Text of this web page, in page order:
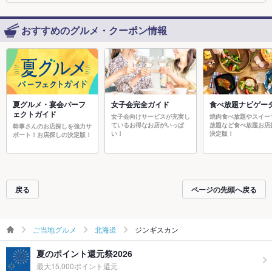
おすすめのグルメ・クーポン情報
夏グルメ・宴会パーフ
ェクトガイド
幹事さんのお店探しを強力サ
ポート！お店探しの決定版！
女子会完全ガイド
女子会向けサービスが充実し
ているお得なお店がいっぱ
い！
食べ放題ナビゲー
焼肉食べ放題やスイー
放題など食べ放題お店
決定版！
戻る ページの先頭へ戻る
ご当地グルメ 北海道 ジンギスカン
夏のポイント還元祭2026
最大15,000ポイント還元